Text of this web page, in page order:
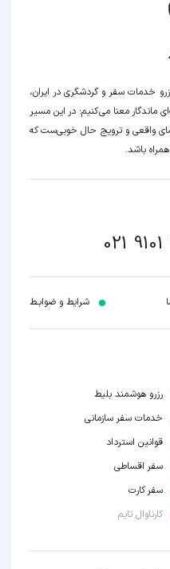
خدمات سفر و گردشگری در ایران،
ماندگار معنا می‌کنیم؛ در این مسیر‍
واقعی و ترویج حال خوبی‌ست که
باشد.
021
شرایط و ضوابـط
رزرو هوشمند بلیط
خدمات سفر سازمانی
قوانین استرداد
سفر اقساطی
سفر کارت
کارناوال تایم